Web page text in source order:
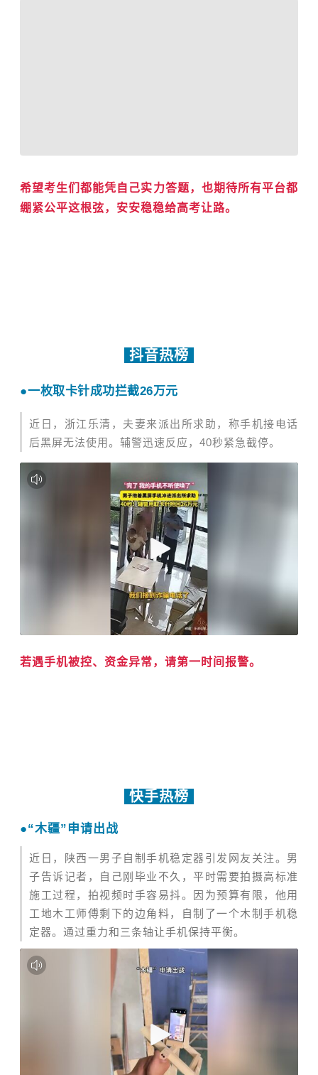
希望考生们都能凭自己实力答题，也期待所有平台都
绷紧公平这根弦，安安稳稳给高考让路。
抖音热榜
●一枚取卡针成功拦截26万元
近日，浙江乐清，夫妻来派出所求助，称手机接电话
后黑屏无法使用。辅警迅速反应，40秒紧急截停。
若遇手机被控、资金异常，请第一时间报警。
快手热榜
●“木疆”申请出战
近日，陕西一男子自制手机稳定器引发网友关注。男
子告诉记者，自己刚毕业不久，平时需要拍摄高标准
施工过程，拍视频时手容易抖。因为预算有限，他用
工地木工师傅剩下的边角料，自制了一个木制手机稳
定器。通过重力和三条轴让手机保持平衡。